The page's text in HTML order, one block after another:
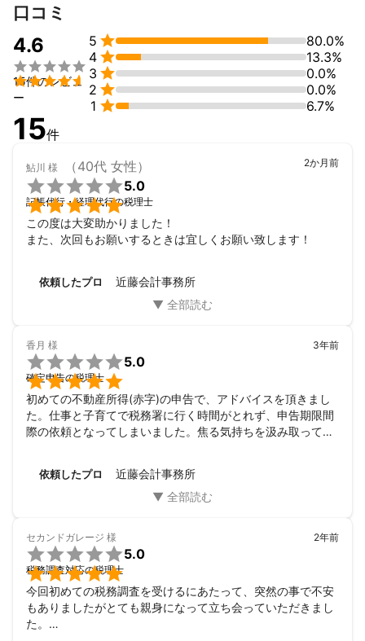
対応業種としては、不動産業、インターネット関連業、建設業、
飲食業、運送業、保険外交員、小売業、卸売業、サービス業等と
なります。上記業種以外のどのような業種であっても全力で対応
させていただきます。
今後も開業時の理念を心に刻み、お客様と一緒に悩み、考え、喜
びを共有できるような事務所であり続けたいと思っています。
これまでの実績
（学歴等）
2006年　龍谷大学卒業
2006年　はるやま商事株式会社に入社
2011年　有限責任 あずさ監査法人に入社
2014年　公認会計士資格取得
2018年　税理士資格取得
2018年　大阪府吹田市で近藤会計事務所を開業
2級ファイナンシャル・プランニング技能士
公認会計士（登録番号:33558)
監査法人の期間を含めると200社(者)以上の決算書や申告書をチェ
ック・作成してきました。
また、補助金・助成金の実績もあります。
私が今までに受けた数々の支えに感謝して、これからは独立した
います。
私は決して能力の高い人間ではありません。
高校・大学・就職・資格取得。どの項目を考えてみても華やかに
入学・入社・合格出来たわけではありませんでした。
会計・税務的に正しい処理を行う事は必要です。ですが、複雑化
した会計・税務の中で難しいことも沢山あります。そんな中で、
いかにお客様に寄り添って対応出来るかを心がけています。
会計士や税理士は一般の方にとって、とっつきにくいですよね。
ただ、初歩的だと思っている事でも、丁寧にお話を聞きたいと思
っています。
口コミ
4.6


15件のレビュ
ー
5 
80.0%
4 
13.3%
3 
0.0%
2 
0.0%
1  6.7%
15件
鮎川 様 （40代 女性）


5.0
記帳代行・経理代行の税理士
2か月前
この度は大変助かりました！
また、次回もお願いするときは宜しくお願い致します！
依頼したプロ 近藤会計事務所
香月 様


5.0
確定申告の税理士
3年前
初めての不動産所得(赤字)の申告で、アドバイスを頂きまし
た。仕事と子育てで税務署に行く時間がとれず、申告期限間
際の依頼となってしまいました。焦る気持ちを汲み取って頂
く、自分で申告する方法を知りたかっただけなので、内容や
相談時間に合わせて最初の予算からも調整して頂きました。
た。忙しい時期であろうにも関わらず、また単発になりそう
な案件であるにも関わらず、笑顔で親身に相談に乗って貰い
ました。こちらの意向を汲み取ることにも気遣いにも長けて
あると思います。また機会があれば、依頼したいと思いま
す。
依頼したプロ 近藤会計事務所
セカンドガレージ 様


5.0
税務調査対応の税理士
2年前
今回初めての税務調査を受けるにあたって、突然の事で不安
もありましたがとても親身になって立ち会っていただきまし
た。